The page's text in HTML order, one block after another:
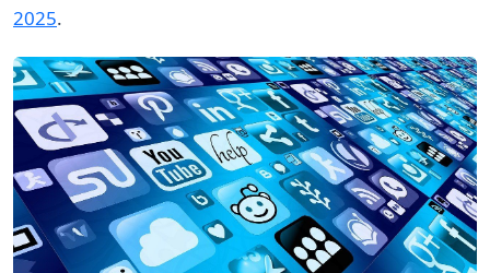
2025.